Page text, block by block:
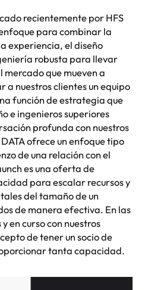
recientemente por HFS
para combinar la
experiencia, el diseño
robusta para llevar
que mueven a
a nuestros clientes un equipo
función de estrategia que
e ingenieros superiores
profunda con nuestros
ofrece un enfoque tipo
de una relación con el
es una oferta de
para escalar recursos y
del tamaño de un
de manera efectiva. En las
en curso con nuestros
de tener un socio de
tanta capacidad.